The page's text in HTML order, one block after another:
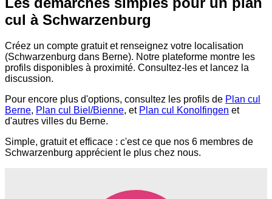
cul à Schwarzenburg
Créez un compte gratuit et renseignez votre localisation
(Schwarzenburg dans Berne). Notre plateforme montre les
profils disponibles à proximité. Consultez-les et lancez la
discussion.
Pour encore plus d'options, consultez les profils de Plan cul
Berne, Plan cul Biel/Bienne, et Plan cul Konolfingen et
d'autres villes du Berne.
Simple, gratuit et efficace : c'est ce que nos 6 membres de
Schwarzenburg apprécient le plus chez nous.